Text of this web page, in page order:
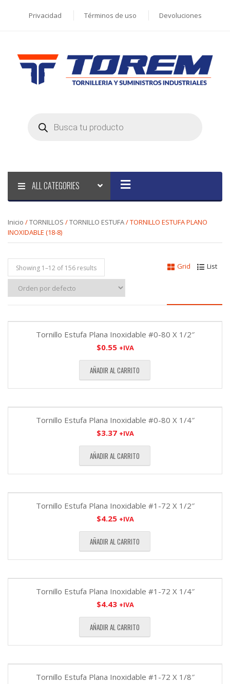
Privacidad Términos de uso Devoluciones
search
ALL CATEGORIES
Inicio /TORNILLOS /TORNILLO ESTUFA/ TORNILLO ESTUFA PLANO
INOXIDABLE (18-8)
Grid List
Showing 1–12 of 156 results
Tornillo Estufa Plana Inoxidable #0-80 X 1/2″
$0.55 +IVA
AÑADIR AL CARRITO
Tornillo Estufa Plana Inoxidable #0-80 X 1/4″
$3.37 +IVA
AÑADIR AL CARRITO
Tornillo Estufa Plana Inoxidable #1-72 X 1/2″
$4.25 +IVA
AÑADIR AL CARRITO
Tornillo Estufa Plana Inoxidable #1-72 X 1/4″
$4.43 +IVA
AÑADIR AL CARRITO
Tornillo Estufa Plana Inoxidable #1-72 X 1/8″